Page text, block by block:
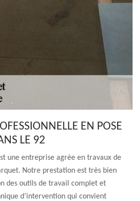
EN POSE
LE 92
une entreprise agrée en travaux de
Notre prestation est très bien
des outils de travail complet et
d’intervention qui convient